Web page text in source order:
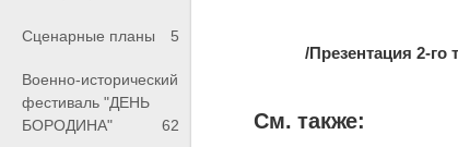
Сценарные планы 5
Военно-исторический
фестиваль "ДЕНЬ
БОРОДИНА"
62
/Презентация 2-го
См. также: